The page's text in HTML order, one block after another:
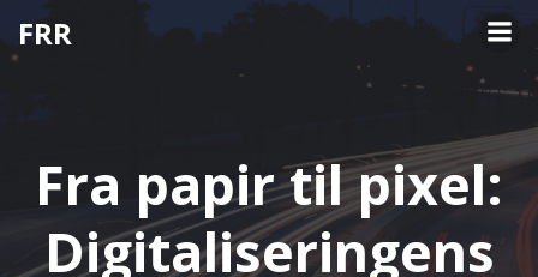
Videre
FRR
Fra papir til pixel:
Digitaliseringens